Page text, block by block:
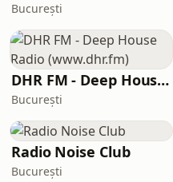
București
DHR FM - Deep House Radio (www.dhr.fm)
București
Radio Noise Club
București